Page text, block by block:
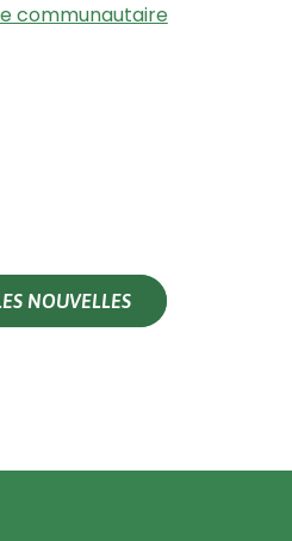
communautaire
NOUVELLES